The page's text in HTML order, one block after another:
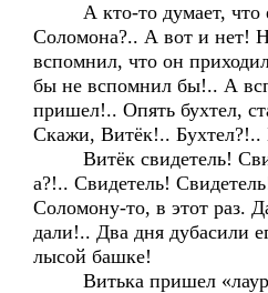
А кто-то думает, что
Соломона?.. А вот и нет!
вспомнил, что он
бы не вспомнил бы!.. А
пришел!.. Опять бухтел,
Скажи, Витёк!.. Бухтел?!..
Витёк свидетель!
а?!.. Свидетель!
Соломону-то, в этот раз.
дали!.. Два дня дубасили
лысой башке!
Витька пришел